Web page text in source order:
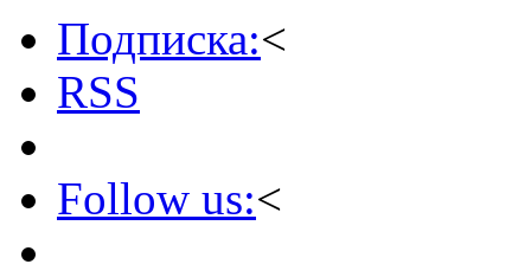
Подписка:<
RSS
Follow us:<